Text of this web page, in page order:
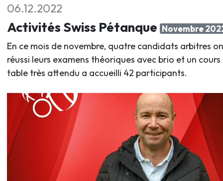
06.12.2022
Activités Swiss Pétanque Novembre
En ce mois de novembre, quatre candidats arbitres
réussi leurs examens théoriques avec brio et un cours
table très attendu a accueilli 42 participants.